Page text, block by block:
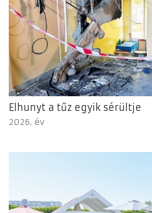
Elhunyt a tűz egyik sérültje
2026. év